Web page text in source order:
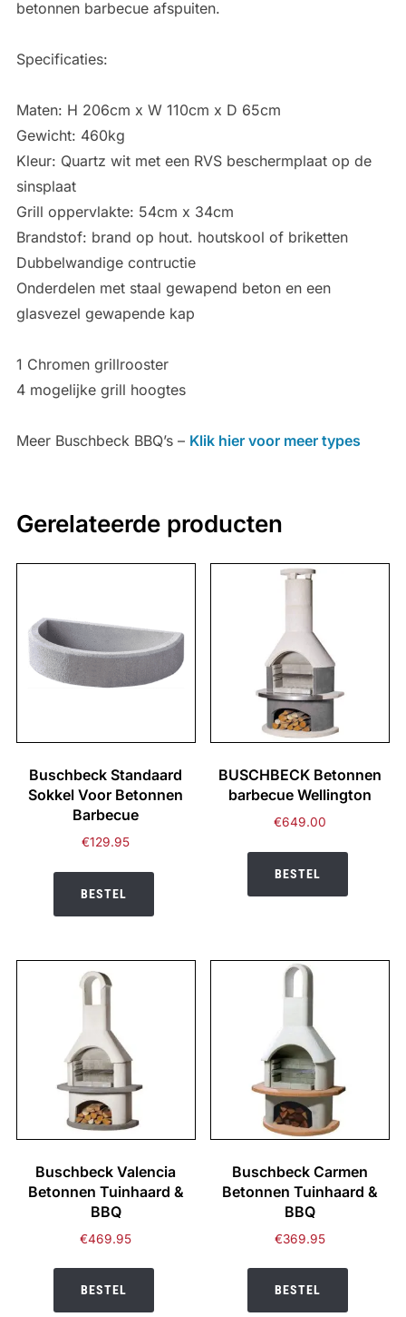
betonnen barbecue afspuiten.
Specificaties:
Maten: H 206cm x W 110cm x D 65cm
Gewicht: 460kg
Kleur: Quartz wit met een RVS beschermplaat op de
sinsplaat
Grill oppervlakte: 54cm x 34cm
Brandstof: brand op hout. houtskool of briketten
Dubbelwandige contructie
Onderdelen met staal gewapend beton en een
glasvezel gewapende kap
1 Chromen grillrooster
4 mogelijke grill hoogtes
Meer Buschbeck BBQ’s – Klik hier voor meer types
Gerelateerde producten
Buschbeck Standaard
Sokkel Voor Betonnen
Barbecue
€129.95
BESTEL
BUSCHBECK Betonnen
barbecue Wellington
€649.00
BESTEL
Buschbeck Valencia
Betonnen Tuinhaard &
BBQ
€469.95
BESTEL
Buschbeck Carmen
Betonnen Tuinhaard &
BBQ
€369.95
BESTEL